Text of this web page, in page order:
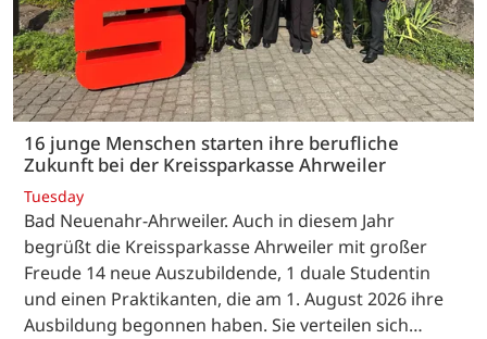
16 junge Menschen starten ihre berufliche
Zukunft bei der Kreissparkasse Ahrweiler
Tuesday
Bad Neuenahr-Ahrweiler. Auch in diesem Jahr
begrüßt die Kreissparkasse Ahrweiler mit großer
Freude 14 neue Auszubildende, 1 duale Studentin
und einen Praktikanten, die am 1. August 2026 ihre
Ausbildung begonnen haben. Sie verteilen sich…